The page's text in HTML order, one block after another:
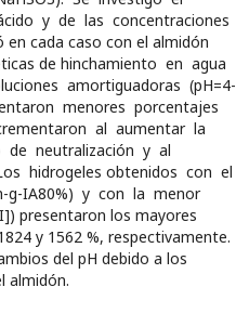
y de las concentraciones
cada caso con el almidón
de hinchamiento en agua
amortiguadoras (pH=4-
menores porcentajes
al aumentar la
neutralización y al
hidrogeles obtenidos con el
g-IA80%) y con la menor
presentaron los mayores
y 1562 %, respectivamente.
del pH debido a los
almidón.